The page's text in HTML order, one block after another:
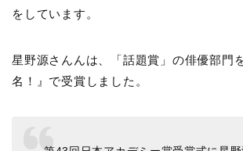
をしています。
星野源さんんは、「話題賞」の俳優部門
名！』で受賞しました。